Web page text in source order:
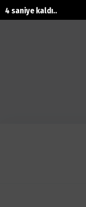
2 saniye kaldı..